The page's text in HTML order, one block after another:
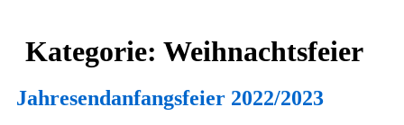
Kategorie: Weihnachtsfeier
Jahresendanfangsfeier 2022/2023